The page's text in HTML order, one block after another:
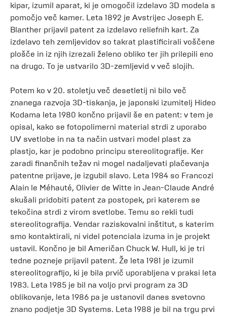
kipar, izumil aparat, ki je omogočil izdelavo 3D modela s
pomočjo več kamer. Leta 1892 je Avstrijec Joseph E.
Blanther prijavil patent za izdelavo reliefnih kart. Za
izdelavo teh zemljevidov so takrat plastificirali voščene
plošče in iz njih izrezali želeno obliko ter jih prilepili eno
na drugo. To je ustvarilo 3D-zemljevid v več slojih.
Potem ko v 20. stoletju več desetletij ni bilo več
znanega razvoja 3D-tiskanja, je japonski izumitelj Hideo
Kodama leta 1980 končno prijavil še en patent: v tem je
opisal, kako se fotopolimerni material strdi z uporabo
UV svetlobe in na ta način ustvari model plast za
plastjo, kar je podobno principu stereolitografije. Ker
zaradi finančnih težav ni mogel nadaljevati plačevanja
patentne prijave, je izgubil slavo. Leta 1984 so Francozi
Alain le Méhauté, Olivier de Witte in Jean-Claude André
skušali pridobiti patent za postopek, pri katerem se
tekočina strdi z virom svetlobe. Temu so rekli tudi
stereolitografija. Vendar raziskovalni inštitut, s katerim
smo kontaktirali, ni videl potenciala izuma in je projekt
ustavil. Končno je bil Američan Chuck W. Hull, ki je tri
tedne pozneje prijavil patent. Že leta 1981 je izumil
stereolitografijo, ki je bila prvič uporabljena v praksi leta
1983. Leta 1985 je bil na voljo prvi program za 3D
oblikovanje, leta 1986 pa je ustanovil danes svetovno
znano podjetje 3D Systems. Leta 1988 je bil na trgu prvi